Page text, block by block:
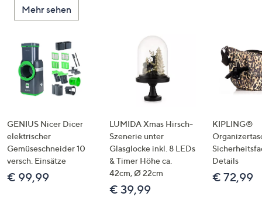
Mehr sehen
GENIUS Nicer Dicer
elektrischer
Gemüseschneider 10
versch. Einsätze
€ 99,99
LUMIDA Xmas Hirsch-
Szenerie unter
Glasglocke inkl. 8 LEDs
& Timer Höhe ca.
42cm, Ø 22cm
€ 39,99
KIPLING®
Details
€ 72,99